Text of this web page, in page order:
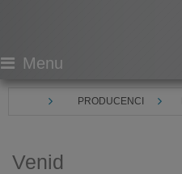
Menu
PRODUCENCI
Venid